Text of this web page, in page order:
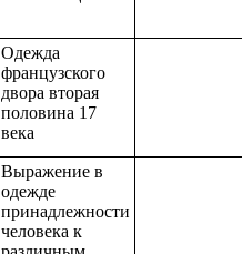
Одежда
французского
двора вторая
половина 17
века
Выражение в
одежде
принадлежности
человека к